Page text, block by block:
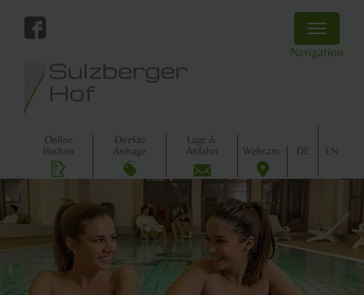
Toggle
Navigation
Online
Buchen
Direkte
Anfrage
Lage &
Anfahrt
Webcam DE EN